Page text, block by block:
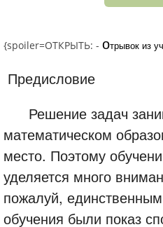
{spoiler=ОТКРЫТЬ: - отрывок из
Предисловие
Решение задач
математическом
место. Поэтому
уделяется много
пожалуй,
обучения были показ